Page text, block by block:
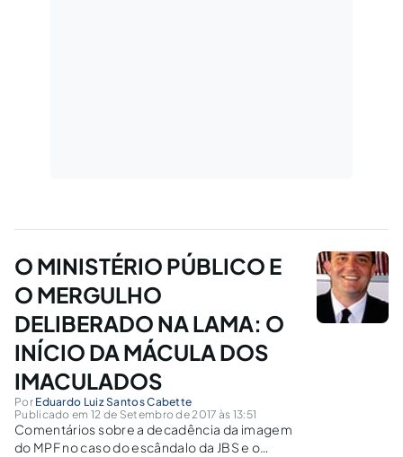
O MINISTÉRIO PÚBLICO E
O MERGULHO
DELIBERADO NA LAMA: O
INÍCIO DA MÁCULA DOS
IMACULADOS
Por Eduardo Luiz Santos Cabette
Publicado em 12 de Setembro de 2017 às 13:51
Comentários sobre a decadência da imagem
do MPF no caso do escândalo da JBS e o